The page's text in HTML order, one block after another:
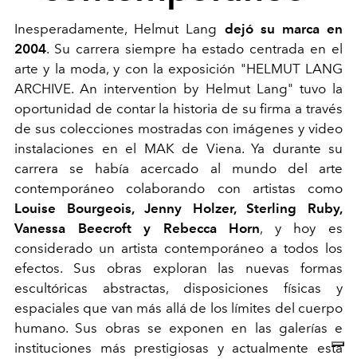
Inesperadamente, Helmut Lang dejó su marca en
2004. Su carrera siempre ha estado centrada en el
arte y la moda, y con la exposición "HELMUT LANG
ARCHIVE. An intervention by Helmut Lang" tuvo la
oportunidad de contar la historia de su firma a través
de sus colecciones mostradas con imágenes y video
instalaciones en el MAK de Viena. Ya durante su
carrera se había acercado al mundo del arte
contemporáneo colaborando con artistas como
Louise Bourgeois, Jenny Holzer, Sterling Ruby,
Vanessa Beecroft y Rebecca Horn, y hoy es
considerado un artista contemporáneo a todos los
efectos. Sus obras exploran las nuevas formas
escultóricas abstractas, disposiciones físicas y
espaciales que van más allá de los límites del cuerpo
humano. Sus obras se exponen en las galerías e
instituciones más prestigiosas y actualmente está